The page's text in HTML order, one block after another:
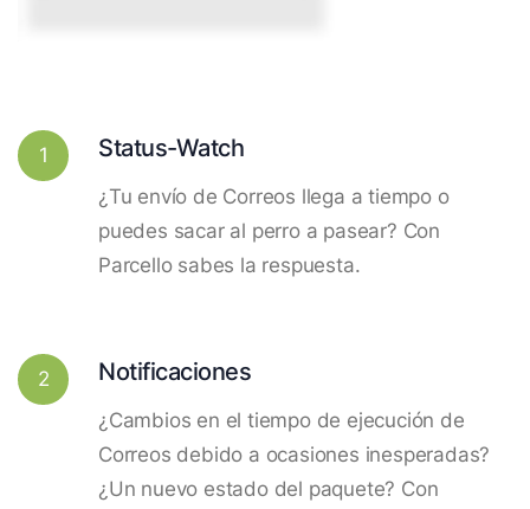
1 Status-Watch
¿Tu envío de Correos llega a tiempo o
puedes sacar al perro a pasear? Con
Parcello sabes la respuesta.
2 Notificaciones
¿Cambios en el tiempo de ejecución de
Correos debido a ocasiones inesperadas?
¿Un nuevo estado del paquete? Con